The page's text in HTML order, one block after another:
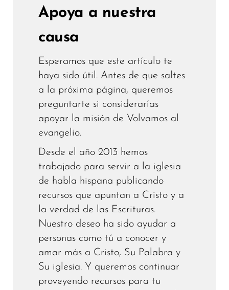
Apoya a nuestra
causa
Esperamos que este artículo te
haya sido útil. Antes de que saltes
a la próxima página, queremos
preguntarte si considerarías
apoyar la misión de Volvamos al
evangelio.
Desde el año 2013 hemos
trabajado para servir a la iglesia
de habla hispana publicando
recursos que apuntan a Cristo y a
la verdad de las Escrituras.
Nuestro deseo ha sido ayudar a
personas como tú a conocer y
amar más a Cristo, Su Palabra y
Su iglesia. Y queremos continuar
proveyendo recursos para tu